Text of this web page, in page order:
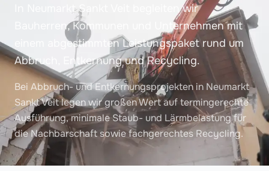
In Neumarkt Sankt Veit begleiten wir
Bauherren, Kommunen und Unternehmen mit
einem abgestimmten Leistungspaket rund um
Abbruch, Entkernung und Recycling.
Bei Abbruch- und Entkernungsprojekten in Neumarkt
Sankt Veit legen wir großen Wert auf termingerechte
Ausführung, minimale Staub- und Lärmbelastung für
die Nachbarschaft sowie fachgerechtes Recycling.